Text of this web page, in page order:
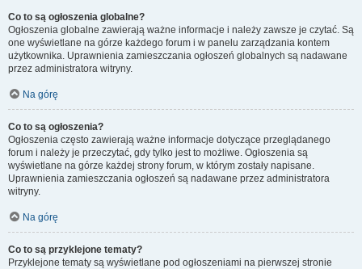
Co to są ogłoszenia globalne?
Ogłoszenia globalne zawierają ważne informacje i należy zawsze je czytać. Są
one wyświetlane na górze każdego forum i w panelu zarządzania kontem
użytkownika. Uprawnienia zamieszczania ogłoszeń globalnych są nadawane
przez administratora witryny.
Na górę
Co to są ogłoszenia?
Ogłoszenia często zawierają ważne informacje dotyczące przeglądanego
forum i należy je przeczytać, gdy tylko jest to możliwe. Ogłoszenia są
wyświetlane na górze każdej strony forum, w którym zostały napisane.
Uprawnienia zamieszczania ogłoszeń są nadawane przez administratora
witryny.
Na górę
Co to są przyklejone tematy?
Przyklejone tematy są wyświetlane pod ogłoszeniami na pierwszej stronie